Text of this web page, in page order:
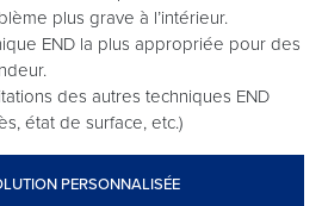
plus grave à l’intérieur.
END la plus appropriée pour des
des autres techniques END
état de surface, etc.)
PERSONNALISÉE